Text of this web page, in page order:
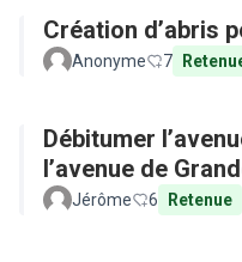
Création d’abris
Anonyme 7
Débitumer
l’avenue de
Jérôme 6 Retenue